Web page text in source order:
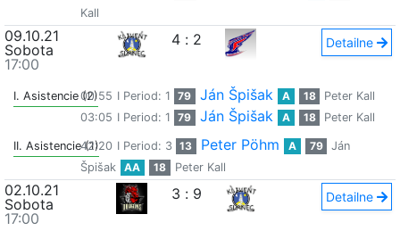
Kall
09.10.21
Sobota
17:00
4 : 2 Detailne
I. Asistencie (2)00:55 I Period: 1 79 Ján Špišak A 18
Peter Kall
03:05 I Period: 1 79 Ján Špišak A 18 Peter Kall
II. Asistencie (1)
42:20 I Period: 3 13 Peter Pöhm A 79
Ján
Špišak
AA 18 Peter Kall
02.10.21
Sobota
17:00
3 : 9 Detailne